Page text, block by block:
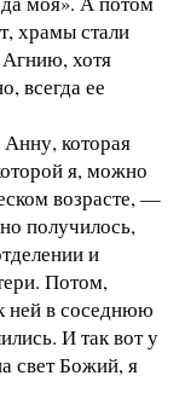
храмы стали
хотя
всегда ее
которая
я, можно
возрасте, —
получилось,
и
Потом,
ней в соседнюю
И так вот у
свет Божий, я